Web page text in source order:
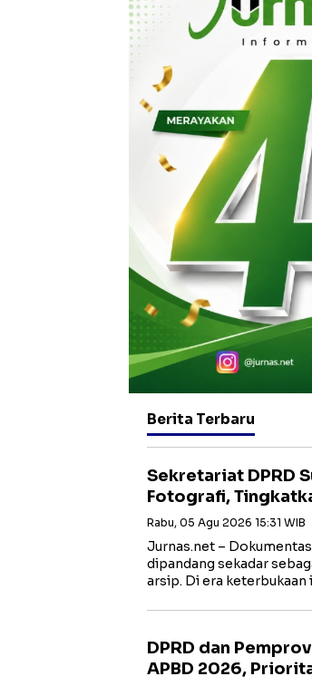
Berita Terbaru
Sekretariat DPRD
Fotografi,
Rabu, 05 Agu 2026 15:31 WIB
Jurnas.net –
dipandang sekadar
arsip. Di era
DPRD dan
APBD 2026,